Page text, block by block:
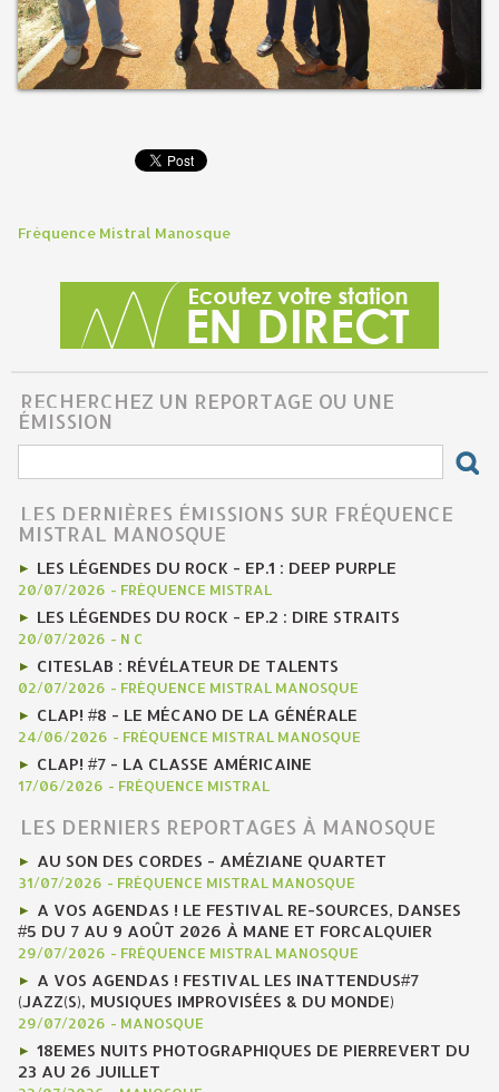
Fréquence Mistral Manosque
RECHERCHEZ UN REPORTAGE OU UNE
ÉMISSION
LES DERNIÈRES ÉMISSIONS SUR FRÉQUENCE
MISTRAL MANOSQUE
LES LÉGENDES DU ROCK - EP.1 : DEEP PURPLE
20/07/2026 - FRÉQUENCE MISTRAL
LES LÉGENDES DU ROCK - EP.2 : DIRE STRAITS
20/07/2026 - N C
CITESLAB : RÉVÉLATEUR DE TALENTS
02/07/2026 - FRÉQUENCE MISTRAL MANOSQUE
CLAP! #8 - LE MÉCANO DE LA GÉNÉRALE
24/06/2026 - FRÉQUENCE MISTRAL MANOSQUE
CLAP! #7 - LA CLASSE AMÉRICAINE
17/06/2026 - FRÉQUENCE MISTRAL
LES DERNIERS REPORTAGES À MANOSQUE
AU SON DES CORDES - AMÉZIANE QUARTET
31/07/2026 - FRÉQUENCE MISTRAL MANOSQUE
A VOS AGENDAS ! LE FESTIVAL RE-SOURCES, DANSES
#5 DU 7 AU 9 AOÛT 2026 À MANE ET FORCALQUIER
29/07/2026 - FRÉQUENCE MISTRAL MANOSQUE
A VOS AGENDAS ! FESTIVAL LES INATTENDUS#7
(JAZZ(S), MUSIQUES IMPROVISÉES & DU MONDE)
29/07/2026 - MANOSQUE
18EMES NUITS PHOTOGRAPHIQUES DE PIERREVERT DU
23 AU 26 JUILLET